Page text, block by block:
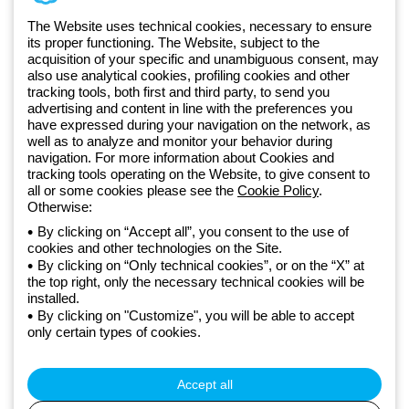
Od 2025 roku firma Beghelli jest częścią Grupy GEWISS, działając w
ramach ekosystemu GEWISS LightZone, w którym tworzymy
zintegrowane rozwiązania oświetleniowe, przekształcające
złożoność w prostotę oraz wspierające profesjonalistów i
użytkowników w realizacji ich potrzeb.Dowiedz się więcej o GEWISS
+48 32 422 55 79
Polityka prywatności
Polityka cookies
Ogólne warunki sprzedaży
Wszystkie dokumenty
Deklaracja dostępności
Realizacja strony
to the direction and coordination of Gewiss S.p.A. - P.IVA (IT)
00666341201 - Registered in the Register of Companies of
The Website uses technical cookies, necessary to ensure
its proper functioning. The Website, subject to the
acquisition of your specific and unambiguous consent, may
also use analytical cookies, profiling cookies and other
tracking tools, both first and third party, to send you
advertising and content in line with the preferences you
have expressed during your navigation on the network, as
well as to analyze and monitor your behavior during
navigation. For more information about Cookies and
tracking tools operating on the Website, to give consent to
all or some cookies please see the Cookie Policy.
Otherwise:
By clicking on “Accept all”, you consent to the use of
cookies and other technologies on the Site.
By clicking on “Only technical cookies”, or on the “X” at
the top right, only the necessary technical cookies will be
installed.
By clicking on "Customize", you will be able to accept
only certain types of cookies.
Accept all